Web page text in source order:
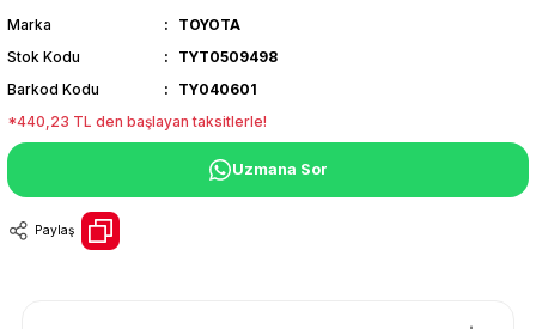
Marka
TOYOTA
Stok Kodu
TYT0509498
Barkod Kodu
TY040601
*440,23 TL den başlayan taksitlerle!
Uzmana Sor
Paylaş